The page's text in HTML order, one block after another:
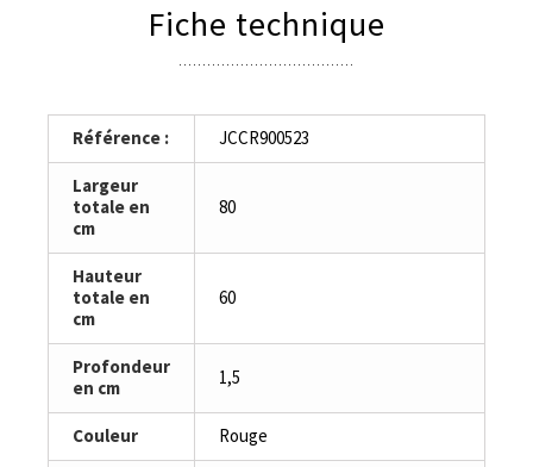
Fiche technique
Référence : JCCR900523
Largeur
totale en
cm
80
Hauteur
totale en
cm
60
Profondeur
en cm
1,5
Couleur Rouge